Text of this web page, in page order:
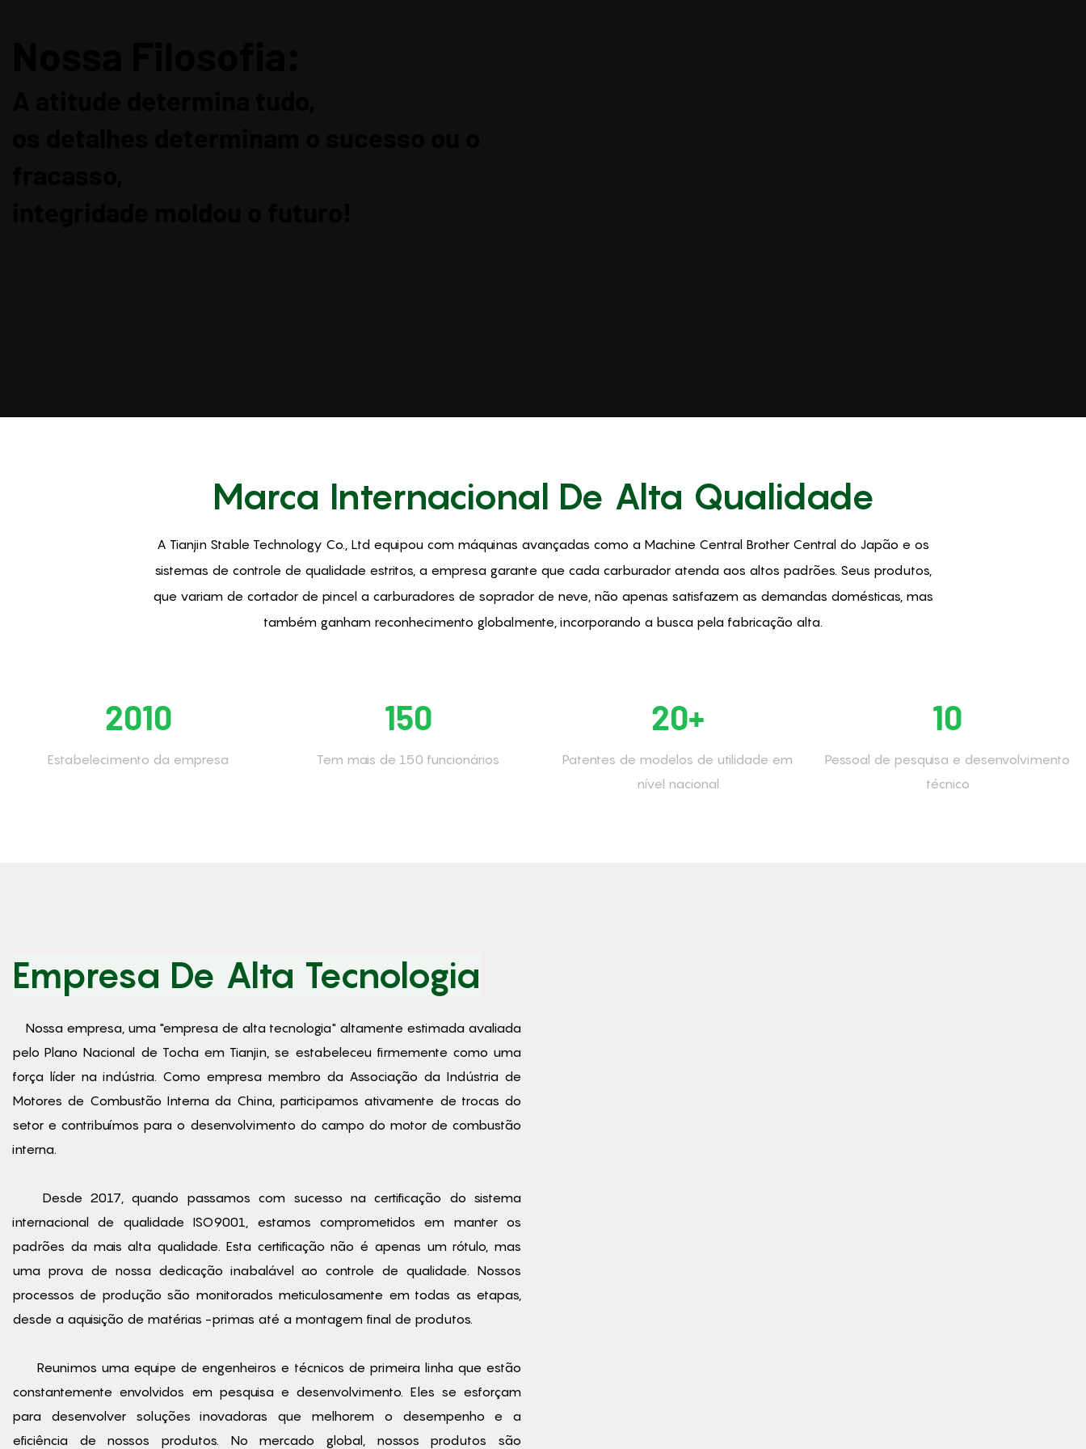
Marca Internacional De Alta Qualidade
A Tianjin Stable Technology Co., Ltd equipou com máquinas avançadas como a Machine Central Brother Central do Japão e os
sistemas de controle de qualidade estritos, a empresa garante que cada carburador atenda aos altos padrões. Seus produtos,
que variam de cortador de pincel a carburadores de soprador de neve, não apenas satisfazem as demandas domésticas, mas
também ganham reconhecimento globalmente, incorporando a busca pela fabricação alta.
2010
Estabelecimento da empresa
150
Tem mais de 150 funcionários
20+
Patentes de modelos de utilidade em
nível nacional
10
Pessoal de pesquisa e desenvolvimento
técnico
Empresa De Alta Tecnologia
Nossa empresa, uma "empresa de alta tecnologia" altamente estimada avaliada
pelo Plano Nacional de Tocha em Tianjin, se estabeleceu firmemente como uma
força líder na indústria. Como empresa membro da Associação da Indústria de
Motores de Combustão Interna da China, participamos ativamente de trocas do
setor e contribuímos para o desenvolvimento do campo do motor de combustão
interna.
Desde 2017, quando passamos com sucesso na certificação do sistema
internacional de qualidade ISO9001, estamos comprometidos em manter os
padrões da mais alta qualidade. Esta certificação não é apenas um rótulo, mas
uma prova de nossa dedicação inabalável ao controle de qualidade. Nossos
processos de produção são monitorados meticulosamente em todas as etapas,
desde a aquisição de matérias -primas até a montagem final de produtos.
Reunimos uma equipe de engenheiros e técnicos de primeira linha que estão
constantemente envolvidos em pesquisa e desenvolvimento. Eles se esforçam
para desenvolver soluções inovadoras que melhorem o desempenho e a
eficiência de nossos produtos. No mercado global, nossos produtos são